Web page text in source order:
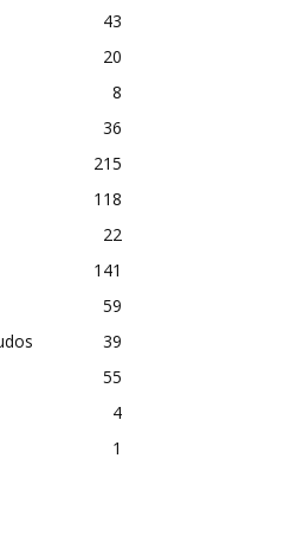
43
20
8
36
215
118
22
141
59
39
55
4
1